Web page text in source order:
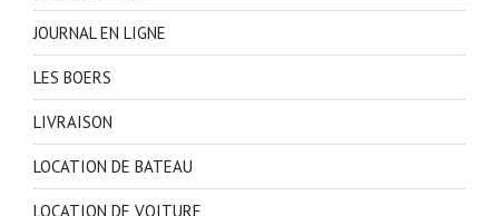
JOURNAL EN LIGNE
LES BOERS
LIVRAISON
LOCATION DE BATEAU
LOCATION DE VOITURE